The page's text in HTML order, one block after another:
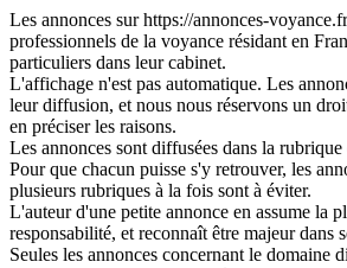
Les annonces sur https://annonces-
professionnels de la voyance résidant en
particuliers dans leur cabinet.
L'affichage n'est pas automatique. Les
leur diffusion, et nous nous réservons un
en préciser les raisons.
Les annonces sont diffusées dans la
Pour que chacun puisse s'y retrouver, les
plusieurs rubriques à la fois sont à éviter.
L'auteur d'une petite annonce en assume la
responsabilité, et reconnaît être majeur dans
Seules les annonces concernant le domaine